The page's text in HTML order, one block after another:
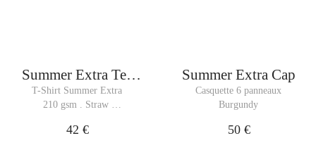
Summer Extra Tee
Man
T-Shirt Summer Extra
210 gsm . Straw
42 €
Summer Extra Cap
Casquette 6 panneaux
Burgundy
50 €